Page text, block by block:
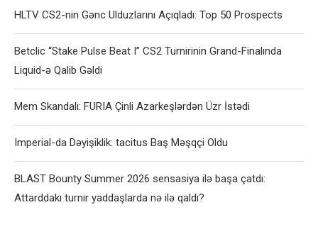
HLTV CS2-nin Gənc Ulduzlarını Açıqladı: Top 50 Prospects
Betclic “Stake Pulse Beat I” CS2 Turnirinin Grand-Finalında
Liquid-ə Qalib Gəldi
Mem Skandalı: FURIA Çinli Azarkeşlərdən Üzr İstədi
Imperial-da Dəyişiklik: tacitus Baş Məşqçi Oldu
BLAST Bounty Summer 2026 sensasiya ilə başa çatdı:
Attarddakı turnir yaddaşlarda nə ilə qaldı?